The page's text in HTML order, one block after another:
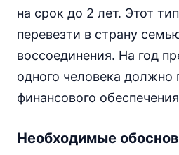
на срок до 2 лет. Этот
перевезти в страну
воссоединения. На год
одного человека должно
финансового
Необходимые